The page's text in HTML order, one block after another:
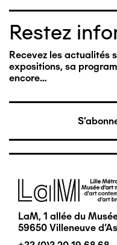
Restez
Recevez les actualités
expositions, sa
encore…
Image
LaM, 1 allée du
59650 Villeneuve